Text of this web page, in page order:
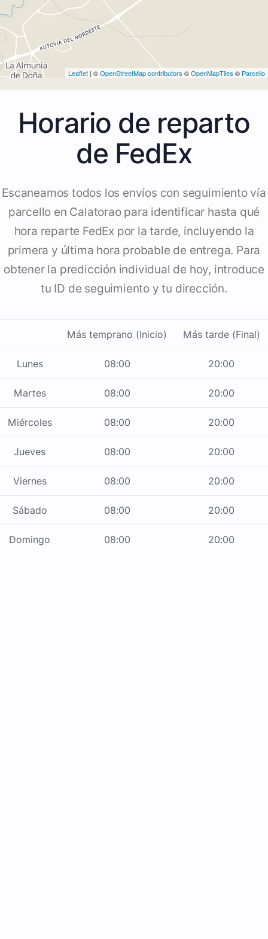
Leaflet | ©OpenStreetMap contributors ©OpenMapTiles © Parcello
Horario de reparto
de FedEx
Escaneamos todos los envíos con seguimiento vía
parcello en Calatorao para identificar hasta qué
hora reparte FedEx por la tarde, incluyendo la
primera y última hora probable de entrega. Para
obtener la predicción individual de hoy, introduce
tu ID de seguimiento y tu dirección.
Más temprano (Inicio) Más tarde (Final)
Lunes 08:00 20:00
Martes 08:00 20:00
Miércoles 08:00 20:00
Jueves 08:00 20:00
Viernes 08:00 20:00
Sábado 08:00 20:00
Domingo 08:00 20:00